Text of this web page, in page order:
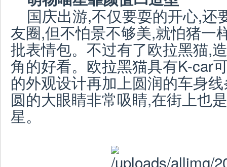
国庆出游,不仅要耍的开心,还
友圈,但不怕景不够美,就怕猪一
批表情包。不过有了欧拉黑猫,
角的好看。欧拉黑猫具有K-car
的外观设计再加上圆润的车身
圆的大眼睛非常吸睛,在街上也
星。